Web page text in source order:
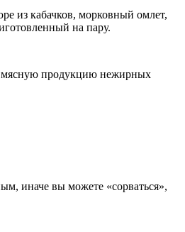
из кабачков, морковный омлет,
на пару.
мясную продукцию нежирных
иначе вы можете «сорваться»,